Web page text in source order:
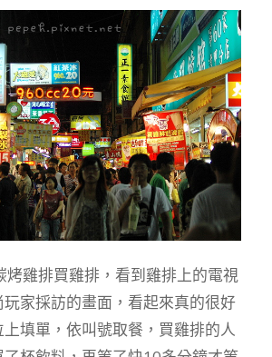
烤雞排買雞排，看到雞排上的電視
家採訪的畫面，看起來真的很好
填單，依叫號取餐，買雞排的人